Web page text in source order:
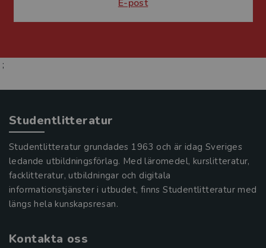
E-post
;
Studentlitteratur
Studentlitteratur grundades 1963 och är idag Sveriges
ledande utbildningsförlag. Med läromedel, kurslitteratur,
facklitteratur, utbildningar och digitala
informationstjänster i utbudet, finns Studentlitteratur med
längs hela kunskapsresan.
Kontakta oss